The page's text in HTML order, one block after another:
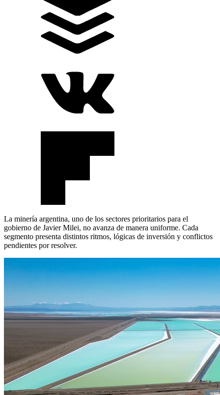
La minería argentina, uno de los sectores prioritarios para el
gobierno de Javier Milei, no avanza de manera uniforme. Cada
segmento presenta distintos ritmos, lógicas de inversión y conflictos
pendientes por resolver.